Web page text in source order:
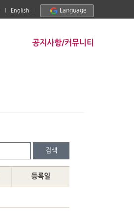
English Language
공지사항/커뮤니티
검색
등록일